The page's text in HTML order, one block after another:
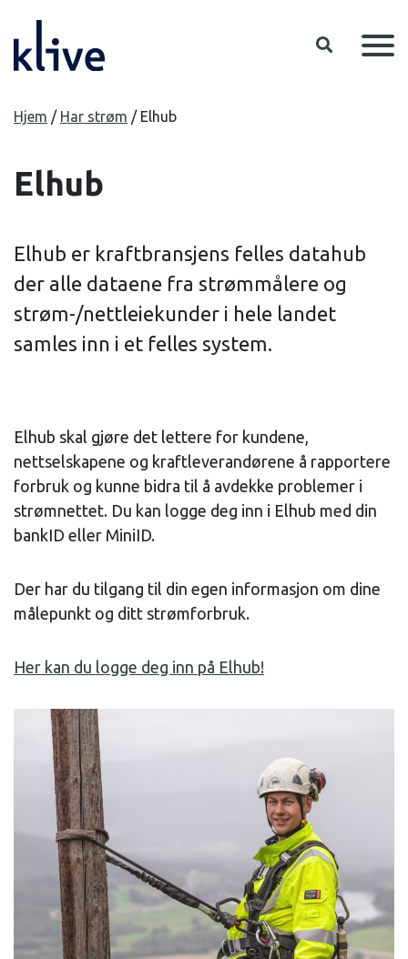
Hjem / Har strøm / Elhub
Elhub
Elhub er kraftbransjens felles datahub
der alle dataene fra strømmålere og
strøm-/nettleiekunder i hele landet
samles inn i et felles system.
Elhub skal gjøre det lettere for kundene,
nettselskapene og kraftleverandørene å rapportere
forbruk og kunne bidra til å avdekke problemer i
strømnettet. Du kan logge deg inn i Elhub med din
bankID eller MiniID.
Der har du tilgang til din egen informasjon om dine
målepunkt og ditt strømforbruk.
Her kan du logge deg inn på Elhub!